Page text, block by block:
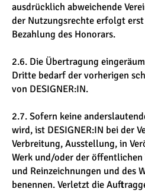
ausdrücklich abweichende
der Nutzungsrechte erfolgt
Bezahlung des Honorars.
2.6. Die Übertragung
Dritte bedarf der vorherigen
von DESIGNER:IN.
2.7. Sofern keine
wird, ist DESIGNER:IN bei der
Verbreitung, Ausstellung, in
Werk und/oder der
und Reinzeichnungen und des
benennen. Verletzt die